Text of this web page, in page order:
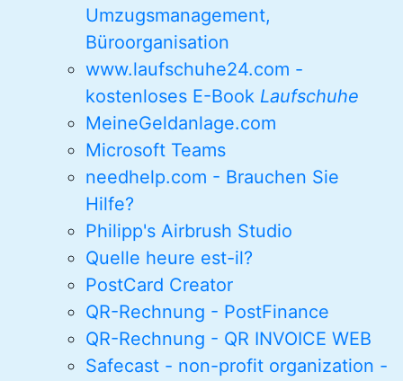
Umzugsmanagement,
Büroorganisation
www.laufschuhe24.com -
kostenloses E-Book Laufschuhe
MeineGeldanlage.com
Microsoft Teams
needhelp.com - Brauchen Sie
Hilfe?
Philipp's Airbrush Studio
Quelle heure est-il?
PostCard Creator
QR-Rechnung - PostFinance
QR-Rechnung - QR INVOICE WEB
Safecast - non-profit organization -